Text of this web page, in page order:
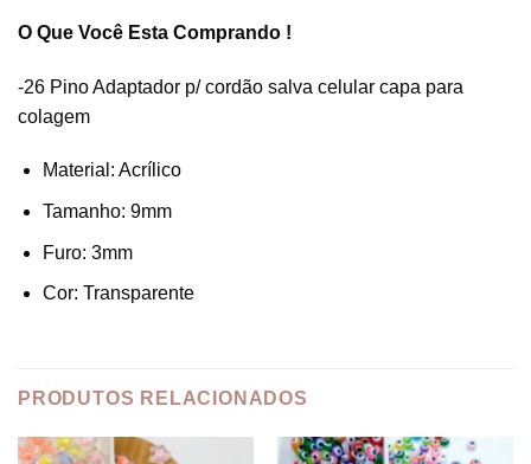
O Que Você Esta Comprando !
-26 Pino Adaptador p/ cordão salva celular capa para
colagem
Material: Acrílico
Tamanho: 9mm
Furo: 3mm
Cor: Transparente
PRODUTOS RELACIONADOS